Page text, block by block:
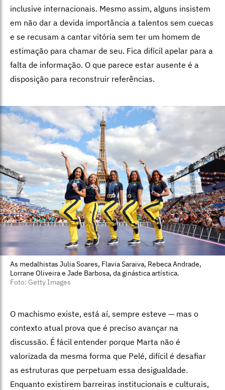
inclusive internacionais. Mesmo assim, alguns insistem
em não dar a devida importância a talentos sem cuecas
e se recusam a cantar vitória sem ter um homem de
estimação para chamar de seu. Fica difícil apelar para a
falta de informação. O que parece estar ausente é a
disposição para reconstruir referências.
As medalhistas Julia Soares, Flavia Saraiva, Rebeca Andrade,
Lorrane Oliveira e Jade Barbosa, da ginástica artística.
Foto: Getty Images
O machismo existe, está aí, sempre esteve — mas o
contexto atual prova que é preciso avançar na
discussão. É fácil entender porque Marta não é
valorizada da mesma forma que Pelé, difícil é desafiar
as estruturas que perpetuam essa desigualdade.
Enquanto existirem barreiras institucionais e culturais,